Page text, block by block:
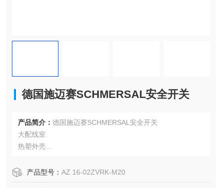
德国施迈赛SCHMERSAL安全开关
产品简介： 德国施迈赛SCHMERSAL安全开关
大配线室
热塑外壳
52 mm x 90 mm x 30 mm
产品型号： AZ 16-02ZVRK-M20